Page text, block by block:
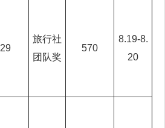
29
旅行社
团队奖
570
8.19-8.
20